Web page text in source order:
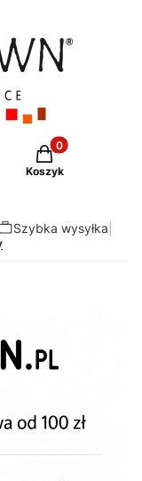
Produkty w
Koszyk
Szybka wysyłka